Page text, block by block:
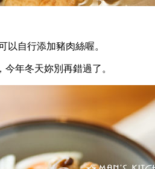
以自行添加豬肉絲喔。
年冬天妳別再錯過了。